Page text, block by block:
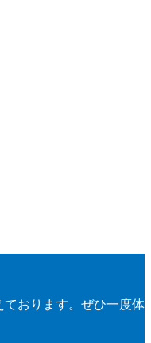
おります。ぜひ一度体